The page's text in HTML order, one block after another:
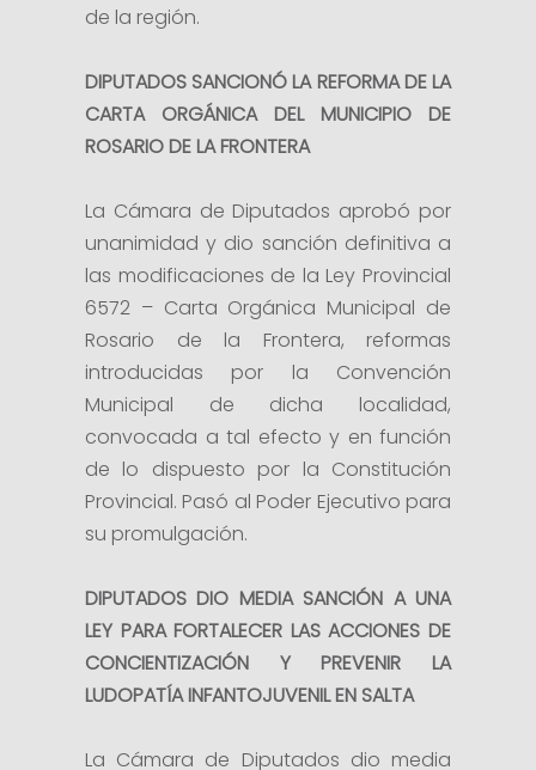
de la región.
DIPUTADOS SANCIONÓ LA REFORMA DE LA
CARTA ORGÁNICA DEL MUNICIPIO DE
ROSARIO DE LA FRONTERA
La Cámara de Diputados aprobó por
unanimidad y dio sanción definitiva a
las modificaciones de la Ley Provincial
6572 – Carta Orgánica Municipal de
Rosario de la Frontera, reformas
introducidas por la Convención
Municipal de dicha localidad,
convocada a tal efecto y en función
de lo dispuesto por la Constitución
Provincial. Pasó al Poder Ejecutivo para
su promulgación.
DIPUTADOS DIO MEDIA SANCIÓN A UNA
LEY PARA FORTALECER LAS ACCIONES DE
CONCIENTIZACIÓN Y PREVENIR LA
LUDOPATÍA INFANTOJUVENIL EN SALTA
La Cámara de Diputados dio media